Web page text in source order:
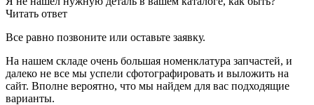
Читать ответ
Все равно позвоните или оставьте заявку.
На нашем складе очень большая номенклатура запчастей, и
далеко не все мы успели сфотографировать и выложить на
сайт. Вполне вероятно, что мы найдем для вас подходящие
варианты.